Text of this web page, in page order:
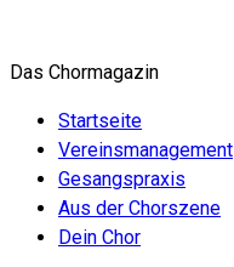
springen
Das Chormagazin
Startseite
Vereinsmanagement
Gesangspraxis
Aus der Chorszene
Dein Chor